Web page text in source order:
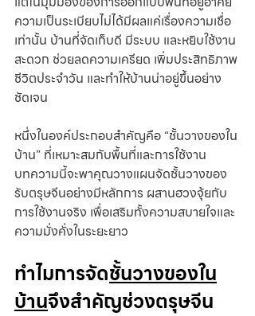
ความเป็นระเบียบไม่ได้มีผลแค่เรื่องความเชื่อ
เท่านั้น บ้านที่จัดเก็บดี มีระบบ และหยิบใช้งาน
สะดวก ช่วยลดความเครียด เพิ่มประสิทธิภาพ
ชีวิตประจำวัน และทำให้บ้านน่าอยู่ขึ้นอย่าง
ชัดเจน
หนึ่งในองค์ประกอบสำคัญคือ “ชั้นวางของใน
บ้าน” ที่เหมาะสมกับพื้นที่และการใช้งาน
บทความนี้จะพาคุณวางแผนจัดชั้นวางของ
รับตรุษจีนอย่างมีหลักการ ผสานฮวงจุ้ยกับ
การใช้งานจริง เพื่อเสริมทั้งความสบายใจและ
ความมั่งคั่งในระยะยาว
ทำไมการจัดชั้นวางของใน
บ้านจึงสำคัญช่วงตรุษจีน